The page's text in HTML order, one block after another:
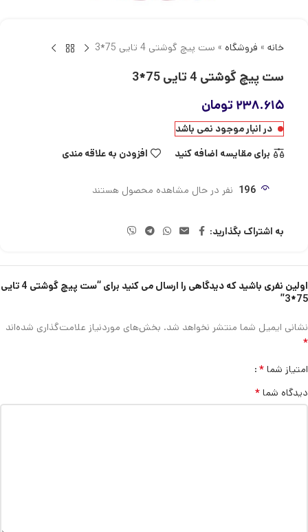
خانه » فروشگاه » ست پیچ گوشتی 4 تایی 75*3
ست پیچ گوشتی 4 تایی 75*3
۲۳۸.۶۱۵ تومان
در انبار موجود نمی باشد
برای مقایسه اضافه کنید
افزودن به علاقه مندی
196 نفر در حال مشاهده محصول هستند
به اشتراک بگذارید:
اولین نفری باشید که دیدگاهی را ارسال می کنید برای “ست پیچ گوشتی 4 تایی
75*3”
نشانی ایمیل شما منتشر نخواهد شد. بخش‌های موردنیاز علامت‌گذاری شده‌اند
*
امتیاز شما *
دیدگاه شما *